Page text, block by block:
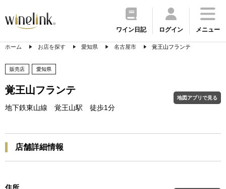
ワイン日記 ログイン メニュー
ホーム お店を探す 愛知県 名古屋市 覚王山フランテ
販売店 愛知県
覚王山フランテ
地下鉄東山線 覚王山駅 徒歩1分
地図アプリで見る
店舗詳細情報